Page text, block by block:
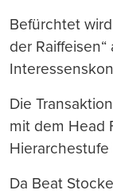
Befürchtet
der
Die
mit dem Head
Hierarchestufe
Da Beat